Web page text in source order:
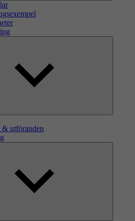
utföranden